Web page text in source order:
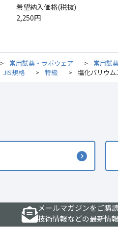
希望納入価格(税抜)
2,250円
> 常用試薬・ラボウェア > 常用試
JIS規格 > 特級 > 塩化バリウム
メールマガジンをご購
技術情報などの最新情